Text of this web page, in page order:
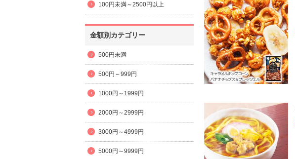
100円未満～2500円以上
金額別カテゴリー
500円未満
500円～999円
1000円～1999円
2000円～2999円
3000円～4999円
5000円～9999円